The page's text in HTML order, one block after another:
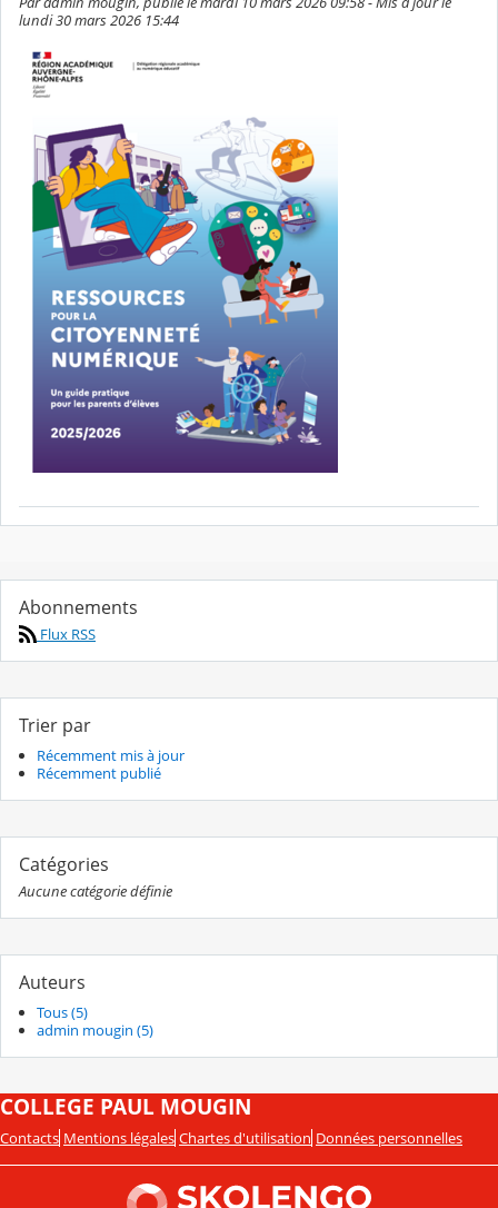
lundi 30 mars 2026 15:44
Abonnements
Flux RSS
Trier par
Récemment mis à jour
Récemment publié
Catégories
Aucune catégorie définie
Auteurs
Tous (5)
admin mougin (5)
COLLEGE PAUL MOUGIN
Contacts Mentions légales Chartes d'utilisation Données personnelles